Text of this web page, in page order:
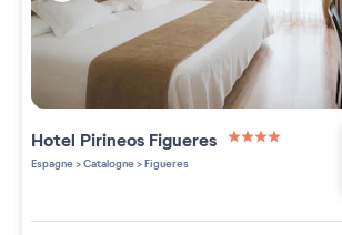
Hotel Pirineos Figueres
Espagne>Catalogne>Figueres